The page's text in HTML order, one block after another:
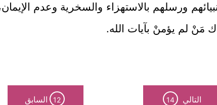
ورسلهم بالاستهزاء والسخرية وعدم
مَنْ لم يؤمنْ بآيات الله.
التالي 14
12 السابق